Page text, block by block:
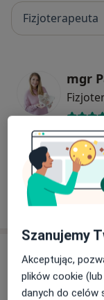
Fizjoterapeuta
mgr
mgr
Adres
Szanujemy
Akceptując,
plików cookie
danych do